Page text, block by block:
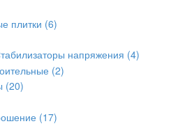
плитки (6)
напряжения (4)
(2)
(20)
(17)